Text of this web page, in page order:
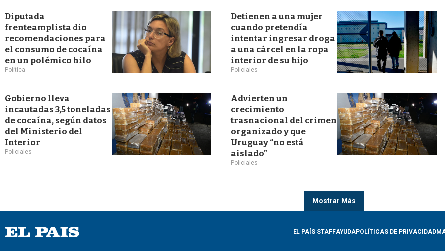
Diputada
frenteamplista dio
recomendaciones para
el consumo de cocaína
en un polémico hilo
Política
Detienen a una mujer
cuando pretendía
intentar ingresar droga
a una cárcel en la ropa
interior de su hijo
Policiales
Gobierno lleva
incautadas 3,5 toneladas
de cocaína, según datos
del Ministerio del
Interior
Policiales
Advierten un
crecimiento
trasnacional del crimen
organizado y que
Uruguay “no está
aislado”
Policiales
Mostrar Más
EL PAÍS STAFFAYUDAPOLÍTICAS DE PRIVACIDAD